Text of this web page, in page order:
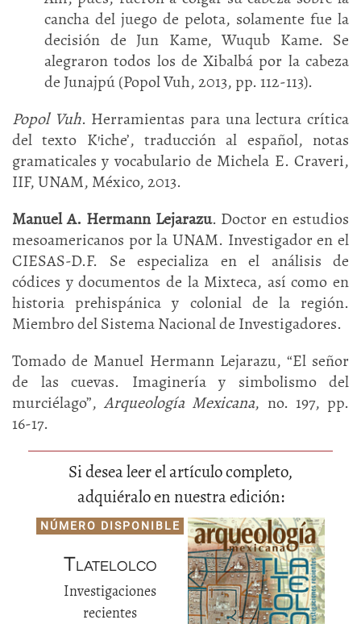
cancha del juego de pelota, solamente fue la
decisión de Jun Kame, Wuqub Kame. Se
alegraron todos los de Xibalbá por la cabeza
de Junajpú (Popol Vuh, 2013, pp. 112-113).
Popol Vuh. Herramientas para una lectura crítica
del texto K’iche’, traducción al español, notas
gramaticales y vocabulario de Michela E. Craveri,
IIF, UNAM, México, 2013.
Manuel A. Hermann Lejarazu. Doctor en estudios
mesoamericanos por la UNAM. Investigador en el
CIESAS-D.F. Se especializa en el análisis de
códices y documentos de la Mixteca, así como en
historia prehispánica y colonial de la región.
Miembro del Sistema Nacional de Investigadores.
Tomado de Manuel Hermann Lejarazu, “El señor
de las cuevas. Imaginería y simbolismo del
murciélago”,Arqueología Mexicana, no. 197, pp.
16-17.
Si desea leer el artículo completo,
adquiéralo en nuestra edición:
NÚMERO DISPONIBLE
Tlatelolco
Investigaciones
recientes